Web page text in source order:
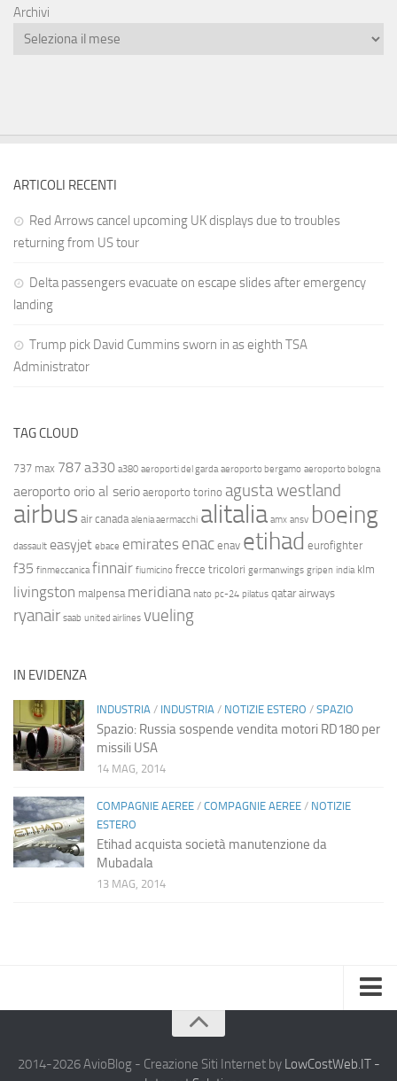
Archivi
ARTICOLI RECENTI
Red Arrows cancel upcoming UK displays due to troubles
returning from US tour
Delta passengers evacuate on escape slides after emergency
landing
Trump pick David Cummins sworn in as eighth TSA
Administrator
TAG CLOUD
737 max 787 a330 a380 aeroporti del garda aeroporto bergamo aeroporto bologna
aeroporto orio al serio aeroporto torino agusta westland
airbus air canada alenia aermacchi alitalia amx ansv boeing
dassault easyjet ebace emirates enac enav etihad eurofighter
f35 finmeccanica finnair fiumicino frecce tricolori germanwings gripen india klm
livingston malpensa meridiana nato pc-24 pilatus qatar airways
ryanair saab united airlines vueling
IN EVIDENZA
INDUSTRIA / INDUSTRIA / NOTIZIE ESTERO / SPAZIO
Spazio: Russia sospende vendita motori RD180 per
missili USA
14 MAG, 2014
COMPAGNIE AEREE / COMPAGNIE AEREE / NOTIZIE
ESTERO
Etihad acquista società manutenzione da
Mubadala
13 MAG, 2014
Chi Siamo
2014-2026 AvioBlog - Creazione Siti Internet by LowCostWeb.IT -